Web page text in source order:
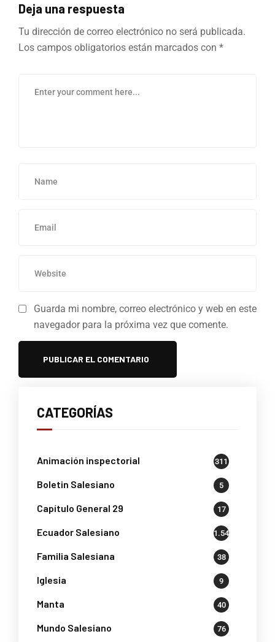
Deja una respuesta
Tu dirección de correo electrónico no será publicada.
Los campos obligatorios están marcados con *
Guarda mi nombre, correo electrónico y web en este
navegador para la próxima vez que comente.
CATEGORÍAS
Animación inspectorial 311
Boletin Salesiano 5
Capítulo General 29 17
Ecuador Salesiano 1.541
Familia Salesiana 38
Iglesia 9
Manta 40
Mundo Salesiano 76